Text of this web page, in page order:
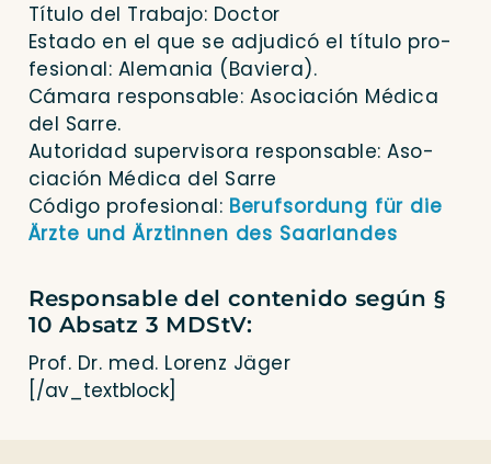
Títu­lo del Tra­ba­jo: Doctor
Estado en el que se adju­dicó el títu­lo pro­
fe­sio­nal: Ale­ma­nia (Bavie­ra).
Cáma­ra responsable: Aso­cia­ción Médi­ca
del Sarre.
Auto­ri­dad super­vi­so­ra responsable: Aso­
cia­ción Médi­ca del Sarre
Códi­go pro­fe­sio­nal: Berufs­or­dung für die
Ärz­te und Ärz­tin­nen des Saarlandes
Responsable del contenido según §
10 Absatz 3 MDStV:
Prof. Dr. med. Lorenz Jäger
[/av_textblock]